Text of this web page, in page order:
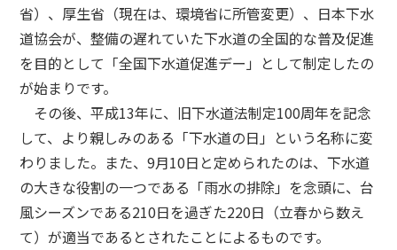
省）、厚生省（現在は、環境省に所管変更）、日本下水
道協会が、整備の遅れていた下水道の全国的な普及促進
を目的として「全国下水道促進デー」として制定したの
が始まりです。
その後、平成13年に、旧下水道法制定100周年を記念
して、より親しみのある「下水道の日」という名称に変
わりました。また、9月10日と定められたのは、下水道
の大きな役割の一つである「雨水の排除」を念頭に、台
風シーズンである210日を過ぎた220日（立春から数え
て）が適当であるとされたことによるものです。